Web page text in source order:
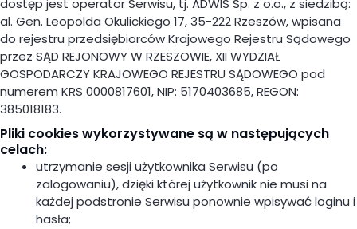
dostęp jest operator Serwisu, tj. ADWIS Sp. z o.o., z siedzibą:
al. Gen. Leopolda Okulickiego 17, 35-222 Rzeszów, wpisana
do rejestru przedsiębiorców Krajowego Rejestru Sądowego
przez SĄD REJONOWY W RZESZOWIE, XII WYDZIAŁ
GOSPODARCZY KRAJOWEGO REJESTRU SĄDOWEGO pod
numerem KRS 0000817601, NIP: 5170403685, REGON:
385018183.
Pliki cookies wykorzystywane są w następujących
celach:
utrzymanie sesji użytkownika Serwisu (po
zalogowaniu), dzięki której użytkownik nie musi na
każdej podstronie Serwisu ponownie wpisywać loginu i
hasła;